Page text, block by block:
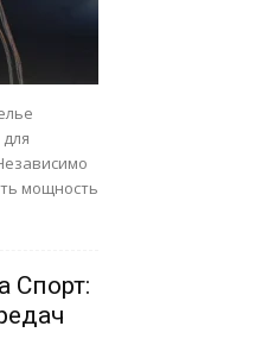
мощность
Спорт: